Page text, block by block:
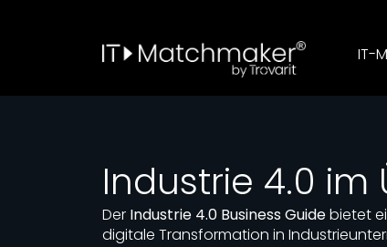
IT-
Industrie 4.0 im
Der Industrie 4.0 Business Guidebietet
digitale Transformation in